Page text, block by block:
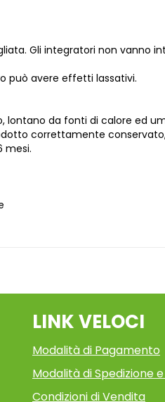
Gli integratori non
può avere effetti lassativi.
lontano da fonti di calore ed
correttamente
mesi.
LINK VELOCI
Modalità di Pagamento
Modalità di Spedizione
Condizioni di Vendita